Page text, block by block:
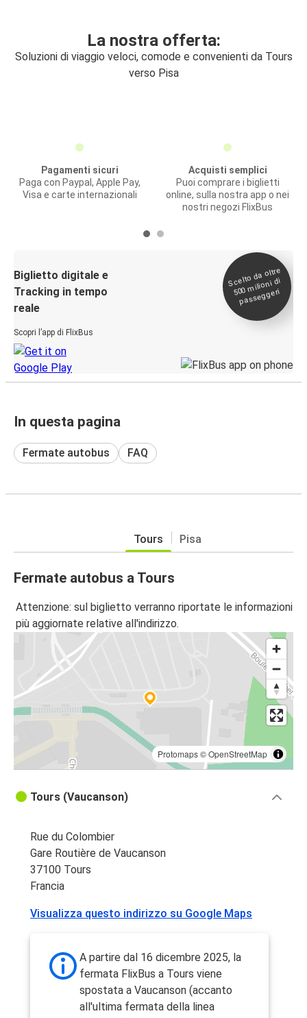
La nostra offerta:
Soluzioni di viaggio veloci, comode e convenienti da Tours
verso Pisa
Pagamenti sicuri
Paga con Paypal, Apple Pay,
Visa e carte internazionali
Acquisti semplici
Puoi comprare i biglietti
online, sulla nostra app o nei
nostri negozi FlixBus
Biglietto digitale e
Tracking in tempo
reale
Scopri l’app di FlixBus
Scelto da oltre
500
milioni di
passeggeri
In questa pagina
Fermate autobus FAQ
Tours Pisa
Fermate autobus a Tours
Attenzione: sul biglietto verranno riportate le informazioni
più aggiornate relative all'indirizzo.
Protomaps©OpenStreetMap
Tours (Vaucanson)
Rue du Colombier
Gare Routière de Vaucanson
37100 Tours
Francia
Visualizza questo indirizzo su Google Maps
A partire dal 16 dicembre 2025, la
fermata FlixBus a Tours viene
spostata a Vaucanson (accanto
all'ultima fermata della linea